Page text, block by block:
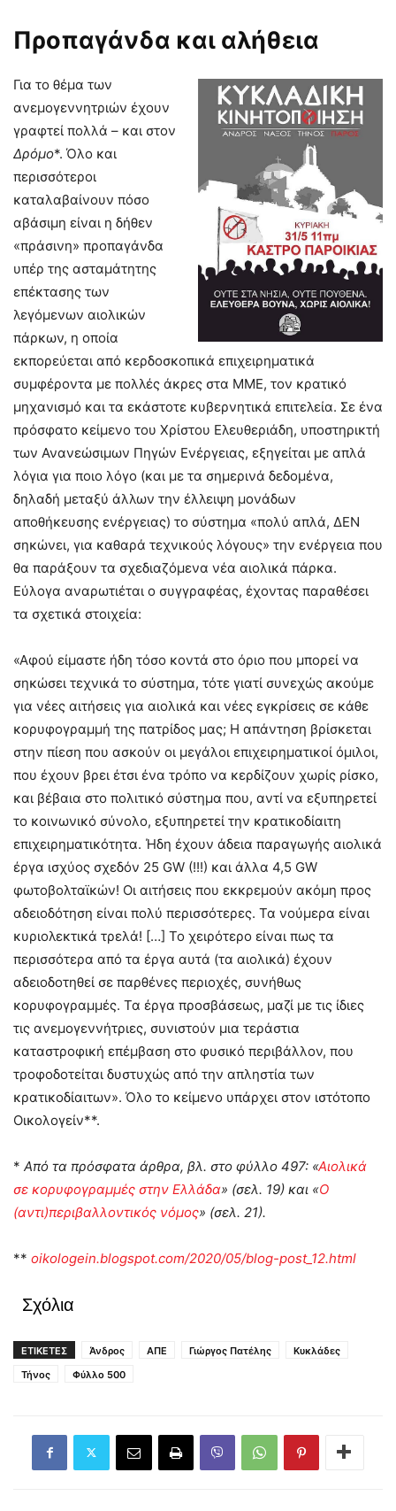
Προπαγάνδα και αλήθεια
Για το θέμα των
ανεμογεννητριών έχουν
γραφτεί πολλά – και στον
Δρόμο*. Όλο και
περισσότεροι
καταλαβαίνουν πόσο
αβάσιμη είναι η δήθεν
«πράσινη» προπαγάνδα
υπέρ της ασταμάτητης
επέκτασης των
λεγόμενων αιολικών
πάρκων, η οποία
εκπορεύεται από κερδοσκοπικά επιχειρηματικά
συμφέροντα με πολλές άκρες στα ΜΜΕ, τον κρατικό
μηχανισμό και τα εκάστοτε κυβερνητικά επιτελεία. Σε ένα
πρόσφατο κείμενο του Χρίστου Ελευθεριάδη, υποστηρικτή
των Ανανεώσιμων Πηγών Ενέργειας, εξηγείται με απλά
λόγια για ποιο λόγο (και με τα σημερινά δεδομένα,
δηλαδή μεταξύ άλλων την έλλειψη μονάδων
αποθήκευσης ενέργειας) το σύστημα «πολύ απλά, ΔΕΝ
σηκώνει, για καθαρά τεχνικούς λόγους» την ενέργεια που
θα παράξουν τα σχεδιαζόμενα νέα αιολικά πάρκα.
Εύλογα αναρωτιέται ο συγγραφέας, έχοντας παραθέσει
τα σχετικά στοιχεία:
«Αφού είμαστε ήδη τόσο κοντά στο όριο που μπορεί να
σηκώσει τεχνικά το σύστημα, τότε γιατί συνεχώς ακούμε
για νέες αιτήσεις για αιολικά και νέες εγκρίσεις σε κάθε
κορυφογραμμή της πατρίδος μας; Η απάντηση βρίσκεται
στην πίεση που ασκούν οι μεγάλοι επιχειρηματικοί όμιλοι,
που έχουν βρει έτσι ένα τρόπο να κερδίζουν χωρίς ρίσκο,
και βέβαια στο πολιτικό σύστημα που, αντί να εξυπηρετεί
το κοινωνικό σύνολο, εξυπηρετεί την κρατικοδίαιτη
επιχειρηματικότητα. Ήδη έχουν άδεια παραγωγής αιολικά
έργα ισχύος σχεδόν 25 GW (!!!) και άλλα 4,5 GW
φωτοβολταϊκών! Οι αιτήσεις που εκκρεμούν ακόμη προς
αδειοδότηση είναι πολύ περισσότερες. Τα νούμερα είναι
κυριολεκτικά τρελά! […] Το χειρότερο είναι πως τα
περισσότερα από τα έργα αυτά (τα αιολικά) έχουν
αδειοδοτηθεί σε παρθένες περιοχές, συνήθως
κορυφογραμμές. Τα έργα προσβάσεως, μαζί με τις ίδιες
τις ανεμογεννήτριες, συνιστούν μια τεράστια
καταστροφική επέμβαση στο φυσικό περιβάλλον, που
τροφοδοτείται δυστυχώς από την απληστία των
κρατικοδίαιτων». Όλο το κείμενο υπάρχει στον ιστότοπο
Οικολογείν**.
* Από τα πρόσφατα άρθρα, βλ. στο φύλλο 497: «Αιολικά
σε κορυφογραμμές στην Ελλάδα» (σελ. 19) και «Ο
(αντι)περιβαλλοντικός νόμος» (σελ. 21).
** oikologein.blogspot.com/2020/05/blog-post_12.html
Σχόλια
ΕΤΙΚΕΤΕΣ Άνδρος ΑΠΕ Γιώργος Πατέλης
Κυκλάδες
Τήνος
Φύλλο 500